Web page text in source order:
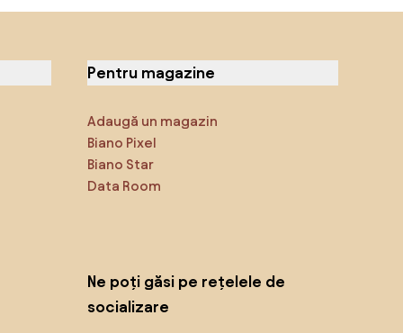
Pentru magazine
Adaugă un magazin
Biano Pixel
Biano Star
Data Room
Ne poți găsi pe rețelele de
socializare